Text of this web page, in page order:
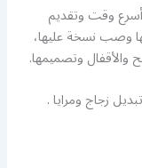
عالية وأسرع وقت وتقديم
وصب نسخة عليها،
والأقفال وتصميمها.
زجاج ومرايا .